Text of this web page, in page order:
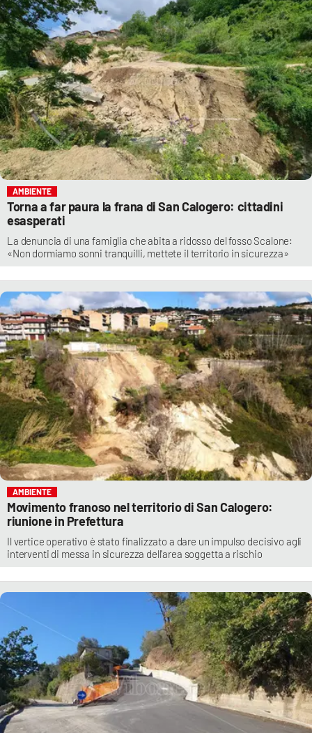
AMBIENTE
Torna a far paura la frana di San Calogero: cittadini
esasperati
La denuncia di una famiglia che abita a ridosso del fosso Scalone:
«Non dormiamo sonni tranquilli, mettete il territorio in sicurezza»
AMBIENTE
Movimento franoso nel territorio di San Calogero:
riunione in Prefettura
Il vertice operativo è stato finalizzato a dare un impulso decisivo agli
interventi di messa in sicurezza dell'area soggetta a rischio